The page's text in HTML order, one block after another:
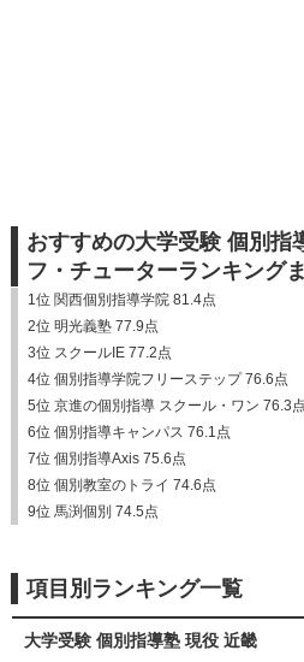
おすすめの大学受験 個別指
フ・チューターランキング
1位 関西個別指導学院 81.4点
2位 明光義塾 77.9点
3位 スクールIE 77.2点
4位 個別指導学院フリーステップ 76.6点
5位 京進の個別指導 スクール・ワン 76.3点
6位 個別指導キャンパス 76.1点
7位 個別指導Axis 75.6点
8位 個別教室のトライ 74.6点
9位 馬渕個別 74.5点
項目別ランキング一覧
大学受験 個別指導塾 現役 近畿